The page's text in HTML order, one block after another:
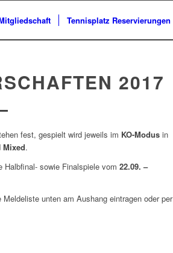
Tennisplatz Reservierungen
2017
fest, gespielt wird jeweils im KO-Modus in
Mixed.
Halbfinal- sowie Finalspiele vom 22.09. –
unten am Aushang eintragen oder per